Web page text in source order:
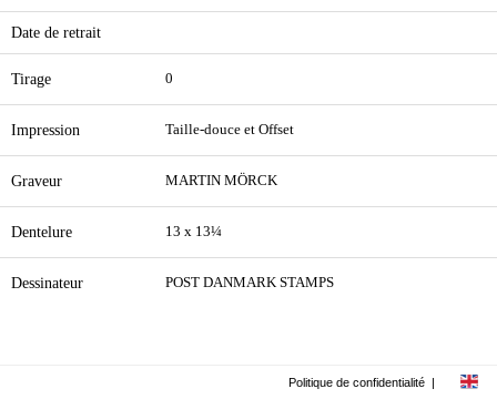
Date de retrait
Tirage 0
Impression Taille-douce et Offset
Graveur MARTIN MÖRCK
Dentelure 13 x 13¼
Dessinateur POST DANMARK STAMPS
Politique de confidentialité |